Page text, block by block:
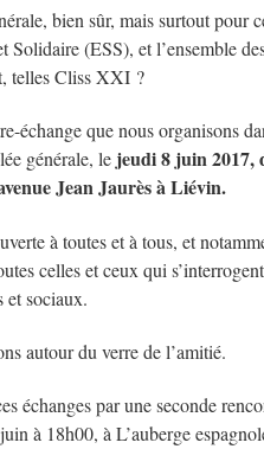
bien sûr, mais surtout pour
Solidaire (ESS), et l’ensemble
telles Cliss XXI ?
échange que nous organisons
générale, le jeudi 8 juin 2017,
Jean Jaurès à Liévin.
à toutes et à tous, et
celles et ceux qui
et sociaux.
autour du verre de l’amitié.
échanges par une seconde
à 18h00, à L’auberge